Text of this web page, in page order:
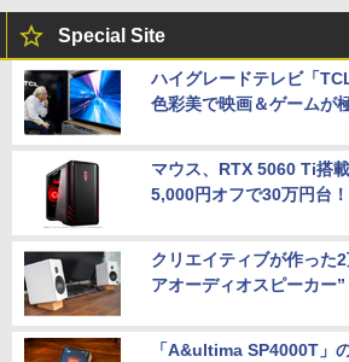
Special Site
ハイグレードテレビ「
色彩美で映画＆ゲームが
マウス、RTX 5060 Ti搭
5,000円オフで30万円台！
クリエイティブが作った
アオーディオスピーカー”
「A&ultima SP4000T」